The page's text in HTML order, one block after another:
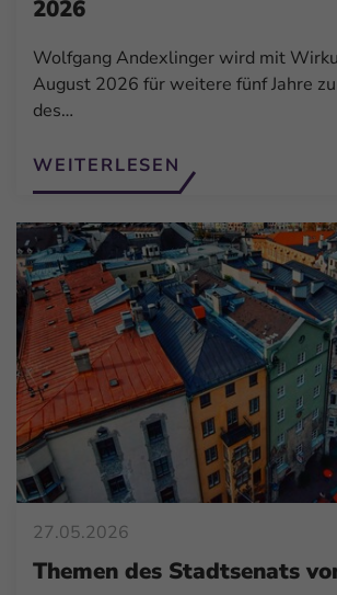
2026
Wolfgang Andexlinger wird mit
August 2026 für weitere fünf Jahre
des…
WEITERLESEN
27.05.2026
Themen des Stadtsenats